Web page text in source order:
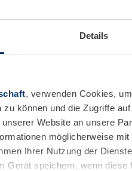
Details
, verwenden Cookies,
können und die Zugriffe
Website an unsere
möglicherweise
Ihrer Nutzung der
Gerät speichern, wenn
erarbeiten Sie technische
gemeinsamen
(z. B. Industriekaufmann/-
Metallbau